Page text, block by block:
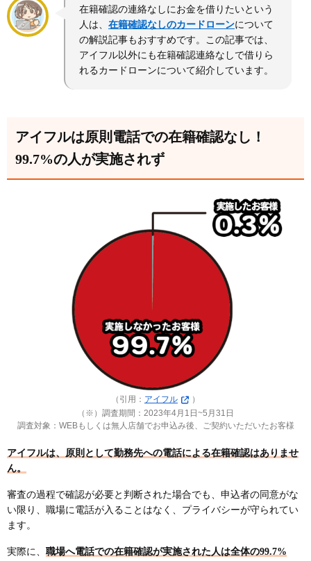
在籍確認のない借入はできますか？
在籍確認の連絡なしにお金を借りたいという
人は、 在籍確認なしのカードローンについて
の解説記事もおすすめです。この記事では、
アイフル以外にも在籍確認連絡なしで借りら
れるカードローンについて紹介しています。
アイフルは原則電話での在籍確認なし！
99.7%の人が実施されず
（引用： アイフル
）
（※）調査期間：2023年4月1日~5月31日
調査対象：WEBもしくは無人店舗でお申込み後、ご契約いただいたお客様
アイフルは、原則として勤務先への電話による在籍確認はありませ
ん。
審査の過程で確認が必要と判断された場合でも、申込者の同意がな
い限り、職場に電話が入ることはなく、プライバシーが守られてい
ます。
実際に、 職場へ電話での在籍確認が実施された人は全体の99.7%